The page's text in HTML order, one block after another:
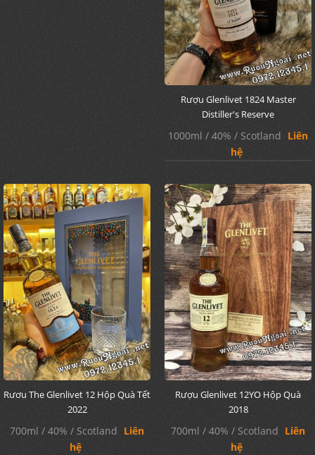
Rượu Glenlivet 1824 Master
Distiller's Reserve
1000ml / 40% / Scotland Liên
hệ
Rươu The Glenlivet 12 Hộp Quà Tết
2022
700ml / 40% / Scotland Liên
hệ
Rượu Glenlivet 12YO Hộp Quà
2018
700ml / 40% / Scotland Liên
hệ